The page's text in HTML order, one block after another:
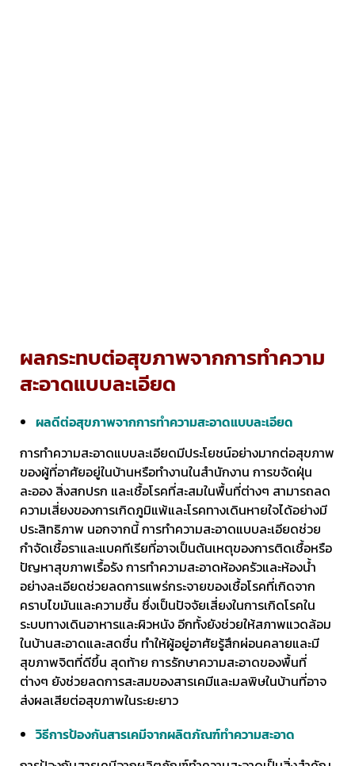
ผลกระทบต่อสุขภาพจากการทำความ
สะอาดแบบละเอียด
ผลดีต่อสุขภาพจากการทำความสะอาดแบบละเอียด
การทำความสะอาดแบบละเอียดมีประโยชน์อย่างมากต่อสุขภาพ
ของผู้ที่อาศัยอยู่ในบ้านหรือทำงานในสำนักงาน การขจัดฝุ่น
ละออง สิ่งสกปรก และเชื้อโรคที่สะสมในพื้นที่ต่างๆ สามารถลด
ความเสี่ยงของการเกิดภูมิแพ้และโรคทางเดินหายใจได้อย่างมี
ประสิทธิภาพ นอกจากนี้ การทำความสะอาดแบบละเอียดช่วย
กำจัดเชื้อราและแบคทีเรียที่อาจเป็นต้นเหตุของการติดเชื้อหรือ
ปัญหาสุขภาพเรื้อรัง การทำความสะอาดห้องครัวและห้องน้ำ
อย่างละเอียดช่วยลดการแพร่กระจายของเชื้อโรคที่เกิดจาก
คราบไขมันและความชื้น ซึ่งเป็นปัจจัยเสี่ยงในการเกิดโรคใน
ระบบทางเดินอาหารและผิวหนัง อีกทั้งยังช่วยให้สภาพแวดล้อม
ในบ้านสะอาดและสดชื่น ทำให้ผู้อยู่อาศัยรู้สึกผ่อนคลายและมี
สุขภาพจิตที่ดีขึ้น สุดท้าย การรักษาความสะอาดของพื้นที่
ต่างๆ ยังช่วยลดการสะสมของสารเคมีและมลพิษในบ้านที่อาจ
ส่งผลเสียต่อสุขภาพในระยะยาว
วิธีการป้องกันสารเคมีจากผลิตภัณฑ์ทำความสะอาด